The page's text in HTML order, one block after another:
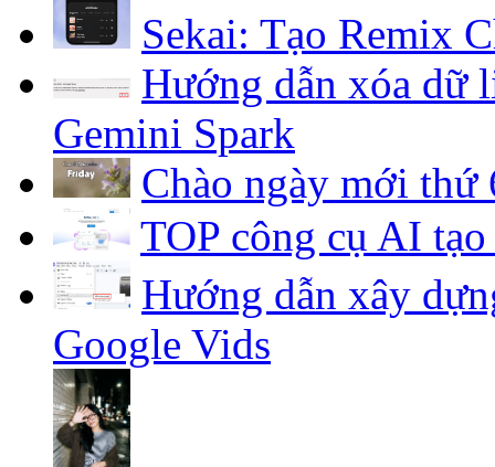
Sekai: Tạo Remix
Hướng dẫn xóa dữ
Gemini Spark
Chào ngày mới
TOP công cụ AI
Hướng dẫn xây
Google Vids